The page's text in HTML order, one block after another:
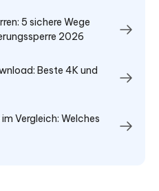
5 sichere Wege
2026
Beste 4K und
Vergleich: Welches